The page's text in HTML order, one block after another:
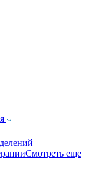
Смотреть еще